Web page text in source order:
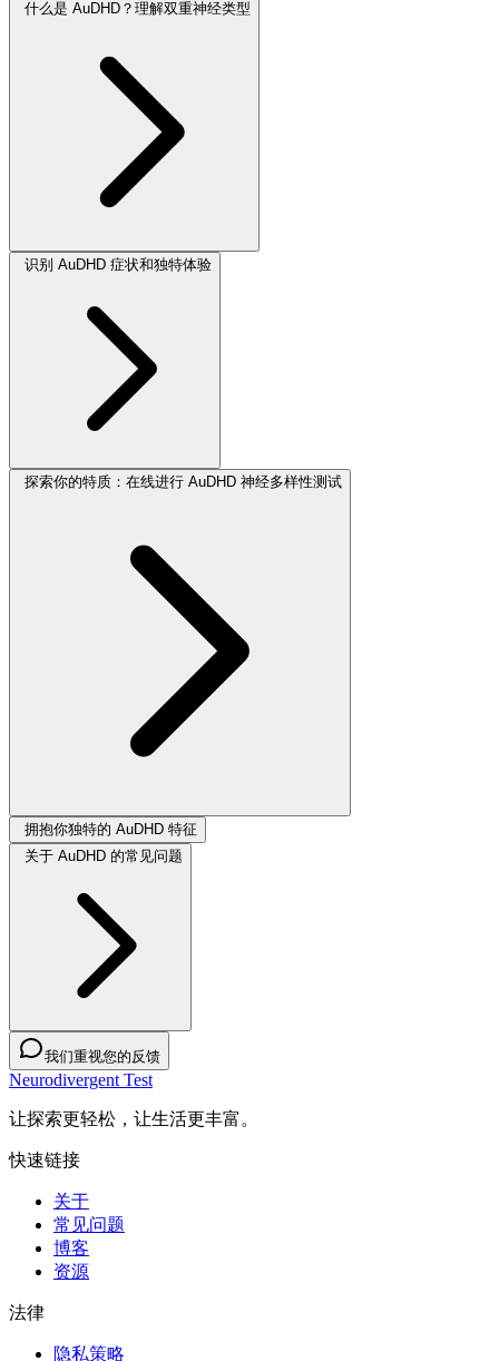
什么是 AuDHD？理解双重神经类型
识别 AuDHD 症状和独特体验
探索你的特质：在线进行 AuDHD 神经多样性测试
拥抱你独特的 AuDHD 特征
关于 AuDHD 的常见问题
我们重视您的反馈
Neurodivergent Test
让探索更轻松，让生活更丰富。
快速链接
关于
常见问题
博客
资源
法律
隐私策略